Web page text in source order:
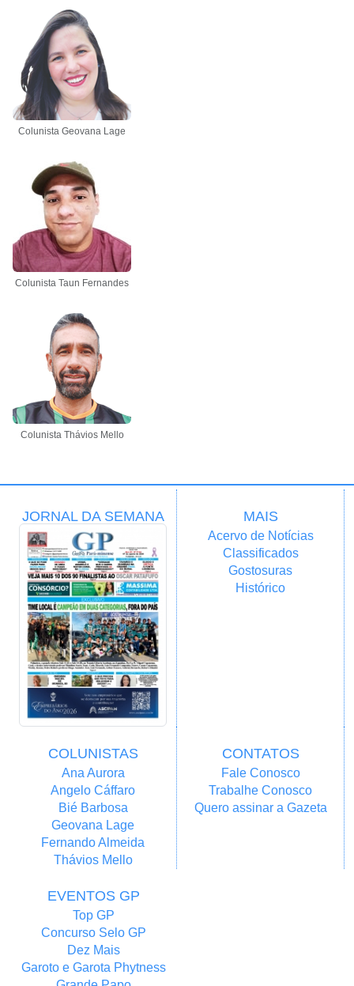
Colunista Geovana Lage
Colunista Taun Fernandes
Colunista Thávios Mello
JORNAL DA SEMANA MAIS
Acervo de Notícias
Classificados
Gostosuras
Histórico
COLUNISTAS
Ana Aurora
Angelo Cáffaro
Bié Barbosa
Geovana Lage
Fernando Almeida
Thávios Mello
CONTATOS
Fale Conosco
Trabalhe Conosco
Quero assinar a Gazeta
EVENTOS GP
Top GP
Concurso Selo GP
Dez Mais
Garoto e Garota Phytness